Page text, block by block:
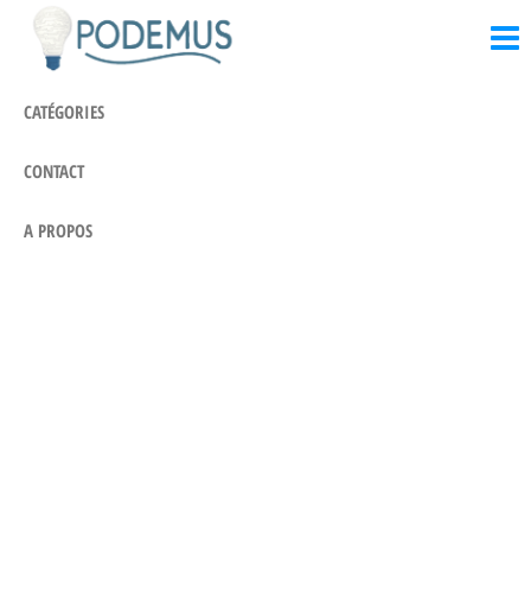
Passer
CATÉGORIES
CONTACT
A PROPOS